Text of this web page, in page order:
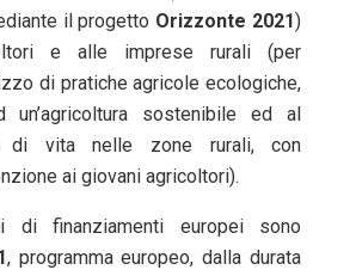
il progetto Orizzonte 2021)
e alle imprese rurali (per
di pratiche agricole ecologiche,
un’agricoltura sostenibile ed al
di vita nelle zone rurali, con
ai giovani agricoltori).
di finanziamenti europei sono
, programma europeo, dalla durata